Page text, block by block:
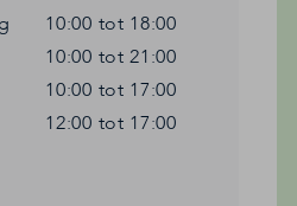
10:00 tot 18:00
10:00 tot 21:00
10:00 tot 17:00
12:00 tot 17:00